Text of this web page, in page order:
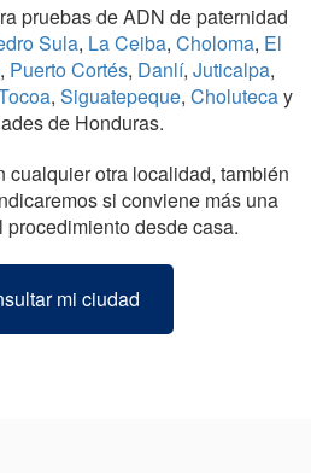
pruebas de ADN de paternidad
Sula, La Ceiba, Choloma, El
, Puerto Cortés, Danlí, Juticalpa,
, Siguatepeque, Cholutecay
de Honduras.
cualquier otra localidad, también
si conviene más una
desde casa.
mi ciudad